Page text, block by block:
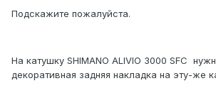
Подскажите пожалуйста.
На катушку SHIMANO ALIVIO 3000 SFC
декоративная задняя накладка на эту-же